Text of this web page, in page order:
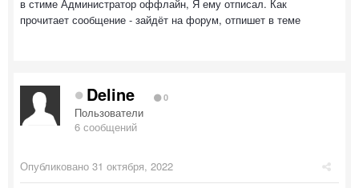
в стиме Администратор оффлайн, Я ему отписал. Как
прочитает сообщение - зайдёт на форум, отпишет в теме
Deline 0
Пользователи
6 сообщений
Опубликовано 31 октября, 2022